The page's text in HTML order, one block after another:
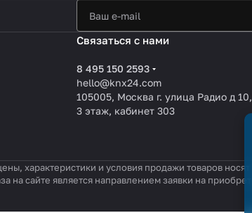
Связаться с нами
8 495 150 2593
hello@knx24.com
105005, Москва г. улица Радио д
3 этаж, кабинет 303
характеристики и условия продажи товаров
на сайте является направлением заявки на